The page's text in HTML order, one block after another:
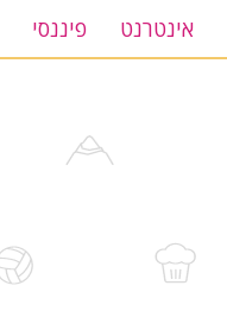
אינטרנט פיננסי